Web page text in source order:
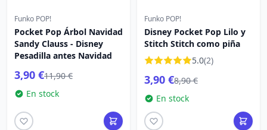
Funko POP!
Pocket Pop Árbol Navidad
Sandy Clauss - Disney
Pesadilla antes Navidad
3,90 €11,90 €
En stock
Funko POP!
Disney Pocket Pop Lilo y
Stitch Stitch como piña
5.0(2)
3,90 €8,90 €
En stock